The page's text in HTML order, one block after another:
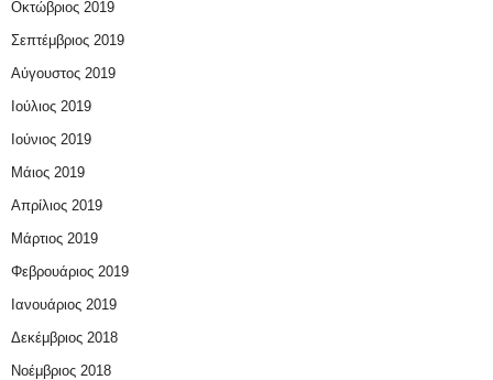
Οκτώβριος 2019
Σεπτέμβριος 2019
Αύγουστος 2019
Ιούλιος 2019
Ιούνιος 2019
Μάιος 2019
Απρίλιος 2019
Μάρτιος 2019
Φεβρουάριος 2019
Ιανουάριος 2019
Δεκέμβριος 2018
Νοέμβριος 2018